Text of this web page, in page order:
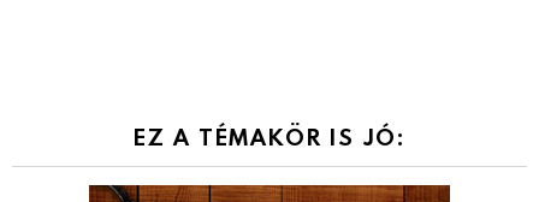
EZ A TÉMAKÖR IS JÓ: